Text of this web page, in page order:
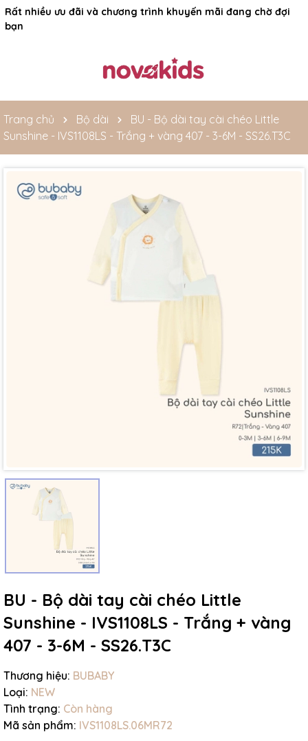
Rất nhiều ưu đãi và chương trình khuyến mãi đang chờ đợi
bạn
Trang chủ Bộ dài
BU - Bộ dài tay cài chéo Little
Sunshine - IVS1108LS - Trắng + vàng 407 - 3-6M - SS26.T3C
BU - Bộ dài tay cài chéo Little
Sunshine - IVS1108LS - Trắng + vàng
407 - 3-6M - SS26.T3C
Thương hiệu: BUBABY
Loại: NEW
Tình trạng: Còn hàng
Mã sản phẩm: IVS1108LS.06MR72
Điều kiện: